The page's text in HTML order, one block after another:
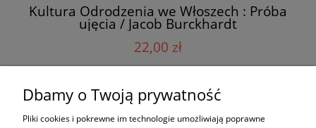
Kultura Odrodzenia we Włoszech : Próba
ujęcia / Jacob Burckhardt
22,00 zł
do koszyka
Dbamy o Twoją prywatność
Pliki cookies i pokrewne im technologie umożliwiają poprawne